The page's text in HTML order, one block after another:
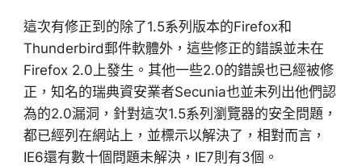
這次有修正到的除了1.5系列版本的Firefox和
Thunderbird郵件軟體外，這些修正的錯誤並未在
Firefox 2.0上發生。其他一些2.0的錯誤也已經被修
正，知名的瑞典資安業者Secunia也並未列出他們認
為的2.0漏洞，針對這次1.5系列瀏覽器的安全問題，
都已經列在網站上，並標示以解決了，相對而言，
IE6還有數十個問題未解決，IE7則有3個。